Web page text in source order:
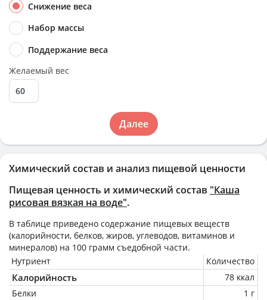
Химический состав и анализ пищевой ценности
Пищевая ценность и химический состав "Каша
рисовая вязкая на воде".
В таблице приведено содержание пищевых веществ
(калорийности, белков, жиров, углеводов, витаминов и
минералов) на 100 грамм съедобной части.
Нутриент
Количество
Калорийность
78 ккал
Белки
1 г
Снижение веса
Набор массы
Поддержание веса
Желаемый вес
Далее